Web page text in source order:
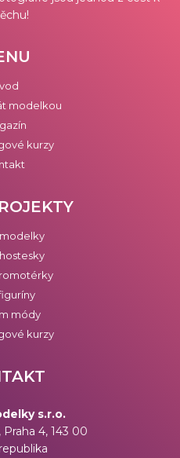
modelkou
kurzy
módy
kurzy
s.r.o.
Praha 4, 143 00